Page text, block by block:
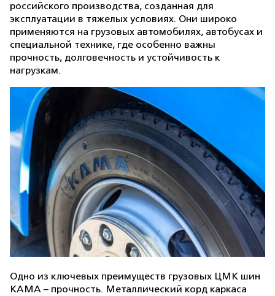
российского производства, созданная для
эксплуатации в тяжелых условиях. Они широко
применяются на грузовых автомобилях, автобусах и
специальной технике, где особенно важны
прочность, долговечность и устойчивость к
нагрузкам.
Одно из ключевых преимуществ грузовых ЦМК шин
КАМА – прочность. Металлический корд каркаса